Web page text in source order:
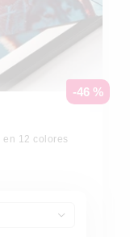
-46 %
12 colores